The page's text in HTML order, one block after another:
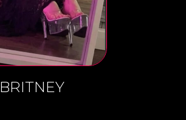
BRITNEY